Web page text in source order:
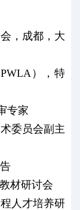
，成都，大
），特
专家
委员会副主
材研讨会
人才培养研